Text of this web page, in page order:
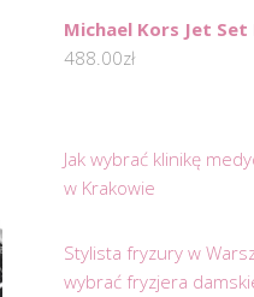
Michael Kors Jet Set
488.00zł
Jak wybrać klinikę
w Krakowie
Stylista fryzury w
wybrać fryzjera